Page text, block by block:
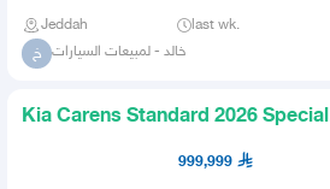
Jeddah last wk.
خ خالد - لمبيعات السيارات
Kia Carens Standard 2026 Special
Prices for Cash and Financi
999,999